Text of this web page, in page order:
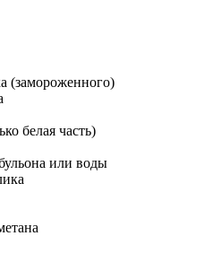
(замороженного)
белая часть)
или воды